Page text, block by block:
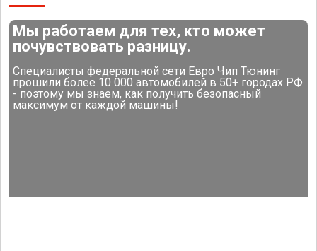
Мы работаем для тех, кто может
почувствовать разницу.
Специалисты федеральной сети Евро Чип Тюнинг
прошили более 10 000 автомобилей в 50+ городах РФ
- поэтому мы знаем, как получить безопасный
максимум от каждой машины!